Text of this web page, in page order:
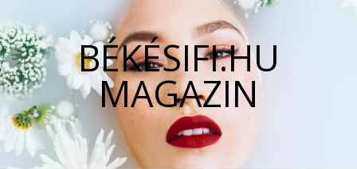
BÉKÉSIFI.HU
MAGAZIN